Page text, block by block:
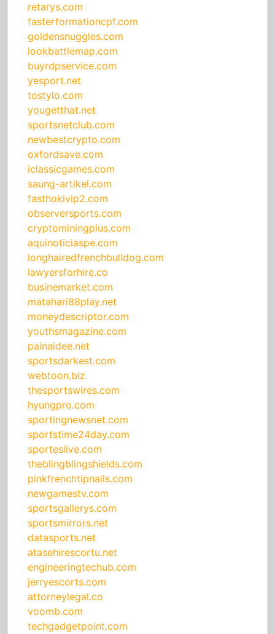
retarys.com
fasterformationcpf.com
goldensnuggles.com
lookbattlemap.com
buyrdpservice.com
yesport.net
tostylo.com
yougetthat.net
sportsnetclub.com
newbestcrypto.com
oxfordsave.com
iclassicgames.com
saung-artikel.com
fasthokivip2.com
observersports.com
cryptominingplus.com
aquinoticiaspe.com
longhairedfrenchbulldog.com
lawyersforhire.co
businemarket.com
matahari88play.net
moneydescriptor.com
youthsmagazine.com
painaidee.net
sportsdarkest.com
webtoon.biz
thesportswires.com
hyungpro.com
sportingnewsnet.com
sportstime24day.com
sporteslive.com
theblingblingshields.com
pinkfrenchtipnails.com
newgamestv.com
sportsgallerys.com
sportsmirrors.net
datasports.net
atasehirescortu.net
engineeringtechub.com
jerryescorts.com
attorneylegal.co
voomb.com
techgadgetpoint.com